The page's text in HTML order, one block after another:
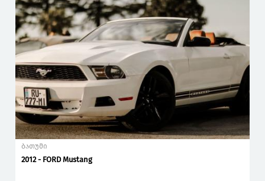
ბათუმი
2012 - FORD Mustang